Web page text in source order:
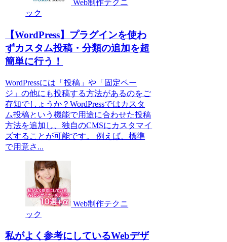
Web制作テクニ
ック
【WordPress】プラグインを使わ
ずカスタム投稿・分類の追加を超
簡単に行う！
WordPressには「投稿」や「固定ペー
ジ」の他にも投稿する方法があるのをご
存知でしょうか？WordPressではカスタ
ム投稿という機能で用途に合わせた投稿
方法を追加し、独自のCMSにカスタマイ
ズすることが可能です。 例えば、標準
で用意さ...
Web制作テクニ
ック
私がよく参考にしているWebデザ